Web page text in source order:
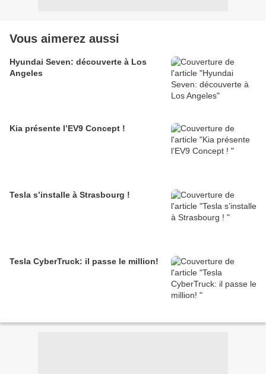
Vous aimerez aussi
Hyundai Seven: découverte à Los
Angeles
Kia présente l’EV9 Concept !
Tesla s’installe à Strasbourg !
Tesla CyberTruck: il passe le million!